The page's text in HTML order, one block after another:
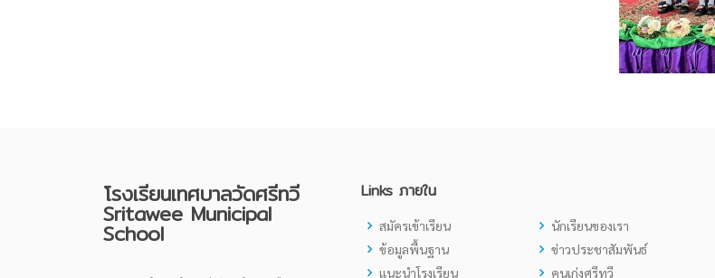
โรงเรียนเทศบาลวัดศรีทวี
Sritawee Municipal
School
Links ภายใน
สมัครเข้าเรียน
ข้อมูลพื้นฐาน
แนะนำโรงเรียน
นักเรียนของเรา
ข่าวประชาสัมพันธ์
คนเก่งศรีทวี